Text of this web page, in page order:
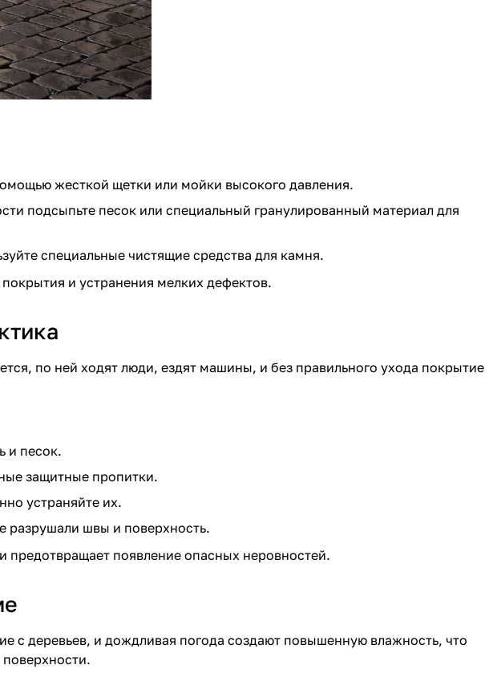
жесткой щетки или мойки высокого давления.
подсыпьте песок или специальный гранулированный материал для
специальные чистящие средства для камня.
и устранения мелких дефектов.
по ней ходят люди, ездят машины, и без правильного ухода покрытие
и песок.
защитные пропитки.
устраняйте их.
разрушали швы и поверхность.
предотвращает появление опасных неровностей.
с деревьев, и дождливая погода создают повышенную влажность, что